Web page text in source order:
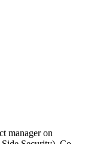
manager on